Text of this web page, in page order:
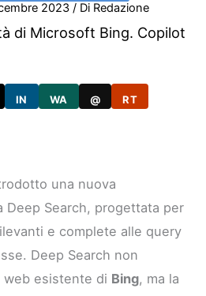
2023/ Di Redazione
di Microsoft Bing. Copilot
IN WA @ RT
una nuova
Deep Search, progettata per
e complete alle query
Deep Search non
esistente di Bing, ma la